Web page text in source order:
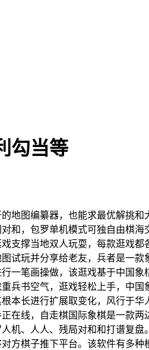
勾当等
图编纂器，也能求最优解挑和
和，包罗单机模式可独自由棋
支撑当地双人玩耍，每款逛戏
试玩并分享给老友，兵者是一
一笔画操做，该逛戏基于中国
兵书空气，逛戏轻松上手，中
本长进行扩展取变化，风行于
在线，自走棋国际象棋是一款
机、人人、残局对和和打谱复
方棋子推下平台。该软件有多